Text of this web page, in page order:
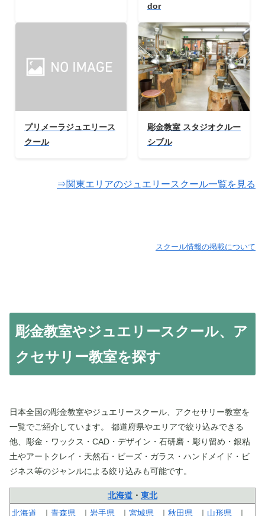
dor
プリメーラジュエリース
クール
彫金教室 スタジオクルー
シブル
⇒関東エリアのジュエリースクール一覧を見る
スクール情報の掲載について
彫金教室やジュエリースクール、ア
クセサリー教室を探す
日本全国の彫金教室やジュエリースクール、アクセサリー教室を
一覧でご紹介しています。 都道府県やエリアで絞り込みできる
他、彫金・ワックス・CAD・デザイン・石研磨・彫り留め・銀粘
土やアートクレイ・天然石・ビーズ・ガラス・ハンドメイド・ビ
ジネス等のジャンルによる絞り込みも可能です。
北海道 ・ 東北
北海道
青森県 岩手県 宮城県 秋田県 山形県